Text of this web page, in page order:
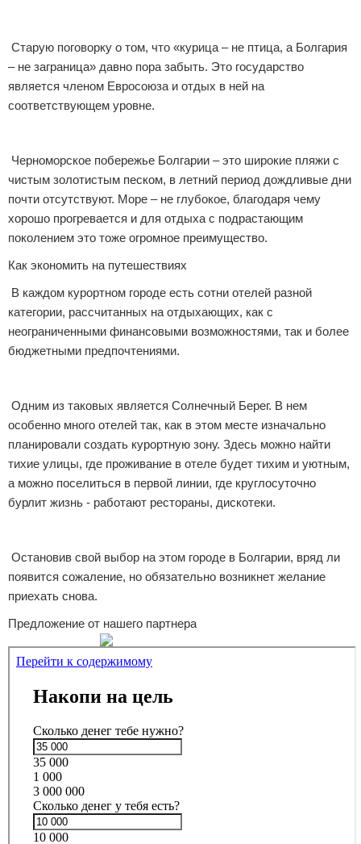
Турагенства
Экстримальный отдых
Старую поговорку о том, что «курица – не птица, а Болгария
– не заграница» давно пора забыть. Это государство
является членом Евросоюза и отдых в ней на
соответствующем уровне.
Черноморское побережье Болгарии – это широкие пляжи с
чистым золотистым песком, в летний период дождливые дни
почти отсутствуют. Море – не глубокое, благодаря чему
хорошо прогревается и для отдыха с подрастающим
поколением это тоже огромное преимущество.
Как экономить на путешествиях
В каждом курортном городе есть сотни отелей разной
категории, рассчитанных на отдыхающих, как с
неограниченными финансовыми возможностями, так и более
бюджетными предпочтениями.
Одним из таковых является Солнечный Берег. В нем
особенно много отелей так, как в этом месте изначально
планировали создать курортную зону. Здесь можно найти
тихие улицы, где проживание в отеле будет тихим и уютным,
а можно поселиться в первой линии, где круглосуточно
бурлит жизнь - работают рестораны, дискотеки.
Остановив свой выбор на этом городе в Болгарии, вряд ли
появится сожаление, но обязательно возникнет желание
приехать снова.
Предложение от нашего партнера